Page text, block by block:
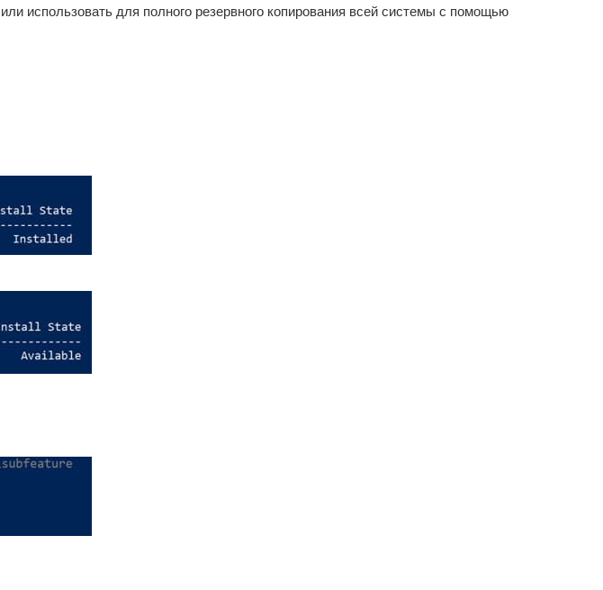
использовать для полного резервного копирования всей системы с помощью